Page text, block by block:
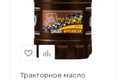
Тракторное масло